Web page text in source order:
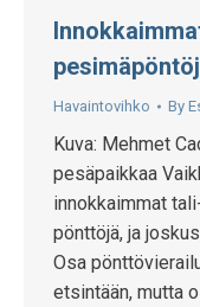
Havaintovihko By
Kuva: Mehmet
pesäpaikkaa
innokkaimmat
pönttöjä, ja
Osa
etsintään, mutta